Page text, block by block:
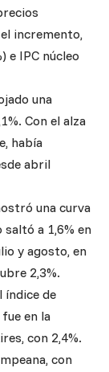
incremento,
e IPC núcleo
una
Con el alza
había
abril
una curva
saltó a 1,6% en
y agosto, en
2,3%.
índice de
en la
con 2,4%.
con